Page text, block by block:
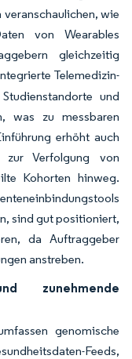
wie
von Wearables
gleichzeitig
Telemedizin-
und
was zu messbaren
erhöht auch
Verfolgung von
Kohorten hinweg.
sind gut positioniert,
da Auftraggeber
anstreben.
zunehmende
genomische
Feeds,